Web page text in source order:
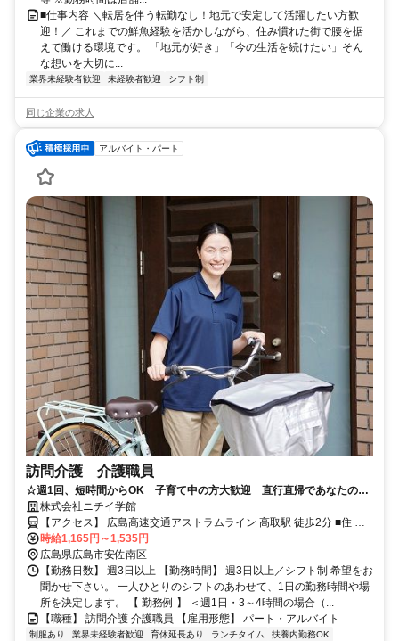
■仕事内容 ＼転居を伴う転勤なし！地元で安定して活躍したい方歓
迎！／ これまでの鮮魚経験を活かしながら、住み慣れた街で腰を据
えて働ける環境です。 「地元が好き」「今の生活を続けたい」そん
な想いを大切に...
業界未経験者歓迎 未経験者歓迎 シフト制
同じ企業の求人
アルバイト・パート
訪問介護 介護職員
☆週1回、短時間からOK 子育て中の方大歓迎 直行直帰であなたの生
活にあった働き方が魅力☆
株式会社ニチイ学館
【アクセス】 広島高速交通アストラムライン 高取駅 徒歩2分 ■住 所
広島県 広島市安佐南区 高取北1丁目4-30サンビル4F-B号 ■アクセス
広島高速交通アストラムライン 高取駅 徒歩2分
時給1,165円～1,535円
広島県広島市安佐南区
【勤務日数】 週3日以上 【勤務時間】 週3日以上／シフト制 希望をお
聞かせ下さい。 一人ひとりのシフトのあわせて、1日の勤務時間や場
所を決定します。 【 勤務例 】 ＜週1日・3～4時間の場合（...
【職種】 訪問介護 介護職員 【雇用形態】 パート・アルバイト
制服あり 業界未経験者歓迎 育休延長あり ランチタイム
扶養内勤務OK